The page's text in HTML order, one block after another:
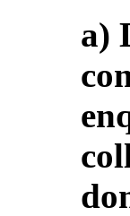
a)